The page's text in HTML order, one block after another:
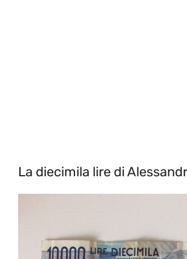
La diecimila lire di